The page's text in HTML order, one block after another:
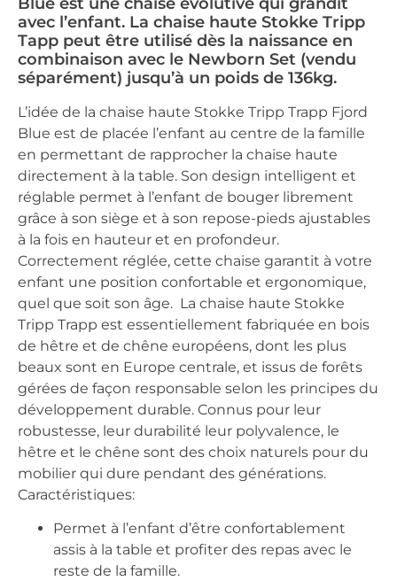
avec l’enfant. La chaise haute Stokke Tripp
Tapp peut être utilisé dès la naissance en
combinaison avec le Newborn Set (vendu
séparément) jusqu’à un poids de 136kg.
L’idée de la chaise haute Stokke Tripp Trapp Fjord
Blue est de placée l’enfant au centre de la famille
en permettant de rapprocher la chaise haute
directement à la table. Son design intelligent et
réglable permet à l’enfant de bouger librement
grâce à son siège et à son repose-pieds ajustables
à la fois en hauteur et en profondeur.
Correctement réglée, cette chaise garantit à votre
enfant une position confortable et ergonomique,
quel que soit son âge. ​ La chaise haute Stokke
Tripp Trapp est essentiellement fabriquée en bois
de hêtre et de chêne européens, dont les plus
beaux sont en Europe centrale, et issus de forêts
gérées de façon responsable selon les principes du
développement durable. Connus pour leur
robustesse, leur durabilité leur polyvalence, le
hêtre et le chêne sont des choix naturels pour du
mobilier qui dure pendant des générations.
Caractéristiques:
Permet à l’enfant d’être confortablement
assis à la table et profiter des repas avec le
reste de la famille.​